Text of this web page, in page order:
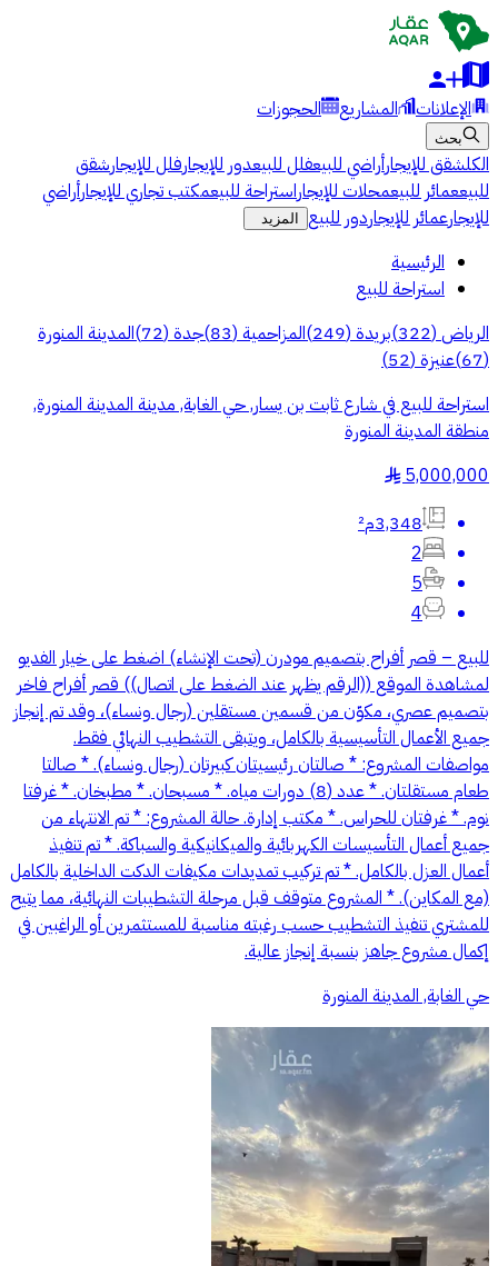
الإعلانات المشاريع الحجوزات
بحث
الكلشقق للإيجارأراضي للبيعفلل للبيعدور للإيجارفلل للإيجارشقق
للبيععمائر للبيعمحلات للإيجاراستراحة للبيعمكتب تجاري للإيجارأراضي
للإيجارعمائر للإيجاردور للبيع المزيد
الرئيسية
استراحة للبيع
الرياض(
322
)بريدة(
249
)المزاحمية(
83
)جدة(
72
)المدينة المنورة
(
67
)عنيزة(
52
)
استراحة للبيع في شارع ثابت بن يسار, حي الغابة, مدينة المدينة المنورة,
منطقة المدينة المنورة
5,000,000
§
3,348م²
2
5
4
للبيع – قصر أفراح بتصميم مودرن (تحت الإنشاء) اضغط على خيار الفديو
لمشاهدة الموقع ((الرقم يظهر عند الضغط على اتصال)) قصر أفراح فاخر
بتصميم عصري، مكوّن من قسمين مستقلين (رجال ونساء)، وقد تم إنجاز
جميع الأعمال التأسيسية بالكامل، ويتبقى التشطيب النهائي فقط.
مواصفات المشروع: * صالتان رئيسيتان كبيرتان (رجال ونساء). * صالتا
طعام مستقلتان. * عدد (8) دورات مياه. * مسبحان. * مطبخان. * غرفتا
نوم. * غرفتان للحراس. * مكتب إدارة. حالة المشروع: * تم الانتهاء من
جميع أعمال التأسيسات الكهربائية والميكانيكية والسباكة. * تم تنفيذ
أعمال العزل بالكامل. * تم تركيب تمديدات مكيفات الدكت الداخلية بالكامل
(مع المكاين). * المشروع متوقف قبل مرحلة التشطيبات النهائية، مما يتيح
للمشتري تنفيذ التشطيب حسب رغبته مناسبة للمستثمرين أو الراغبين في
إكمال مشروع جاهز بنسبة إنجاز عالية.
حي الغابة, المدينة المنورة